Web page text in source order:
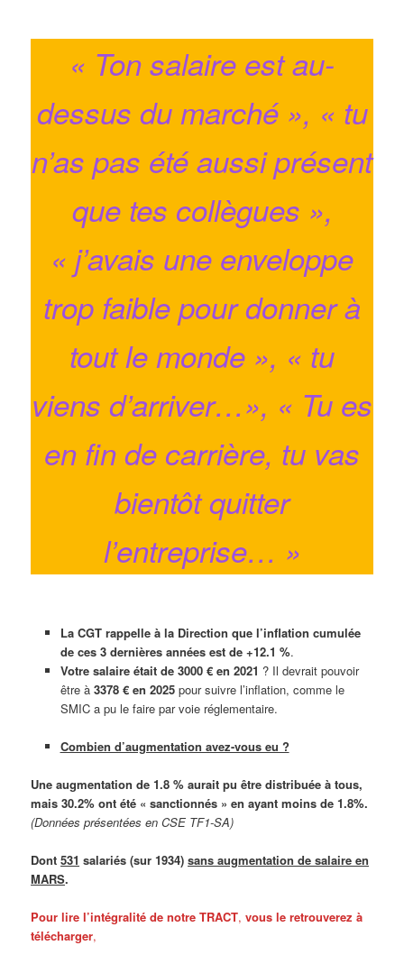
« Ton salaire est au-
dessus du marché », « tu
n’as pas été aussi présent
que tes collègues »,
« j’avais une enveloppe
trop faible pour donner à
tout le monde », « tu
viens d’arriver…», « Tu es
en fin de carrière, tu vas
bientôt quitter
l’entreprise… »
La CGT rappelle à la Direction que l’inflation cumulée
de ces 3 dernières années est de +12.1 %.
Votre salaire était de 3000 € en 2021 ? Il devrait pouvoir
être à 3378 € en 2025pour suivre l’inflation, comme le
SMIC a pu le faire par voie réglementaire.
Combien d’augmentation avez-vous eu ?
Une augmentation de 1.8 % aurait pu être distribuée à tous,
mais 30.2% ont été « sanctionnés » en ayant moins de 1.8%.
(Données présentées en CSE TF1-SA)
Dont531 salariés (sur 1934)sans augmentation de salaire en
MARS.
Pour lire l’intégralité de notre TRACT,vous le retrouverez à
télécharger,